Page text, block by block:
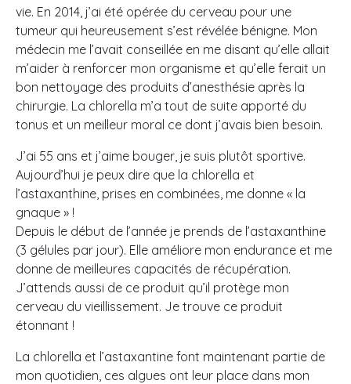
vie. En 2014, j’ai été opérée du cerveau pour une
tumeur qui heureusement s’est révélée bénigne. Mon
médecin me l’avait conseillée en me disant qu’elle allait
m’aider à renforcer mon organisme et qu’elle ferait un
bon nettoyage des produits d’anesthésie après la
chirurgie. La chlorella m’a tout de suite apporté du
tonus et un meilleur moral ce dont j’avais bien besoin.
J’ai 55 ans et j’aime bouger, je suis plutôt sportive.
Aujourd’hui je peux dire que la chlorella et
l’astaxanthine, prises en combinées, me donne « la
gnaque » !
Depuis le début de l’année je prends de l’astaxanthine
(3 gélules par jour). Elle améliore mon endurance et me
donne de meilleures capacités de récupération.
J’attends aussi de ce produit qu’il protège mon
cerveau du vieillissement. Je trouve ce produit
étonnant !
La chlorella et l’astaxantine font maintenant partie de
mon quotidien, ces algues ont leur place dans mon